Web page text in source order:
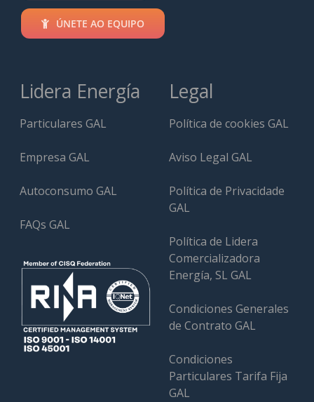
ÚNETE AO EQUIPO
Lidera Energía
Particulares GAL
Empresa GAL
Autoconsumo GAL
FAQs GAL
Legal
Política de cookies GAL
Aviso Legal GAL
Política de Privacidade
GAL
Política de Lidera
Comercializadora
Energía, SL GAL
Condiciones Generales
de Contrato GAL
Condiciones
Particulares Tarifa Fija
GAL